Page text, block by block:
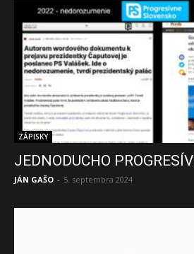
ZÁPISKY
JEDNODUCHO
JÁN GAŠO - 5. septembra 2024